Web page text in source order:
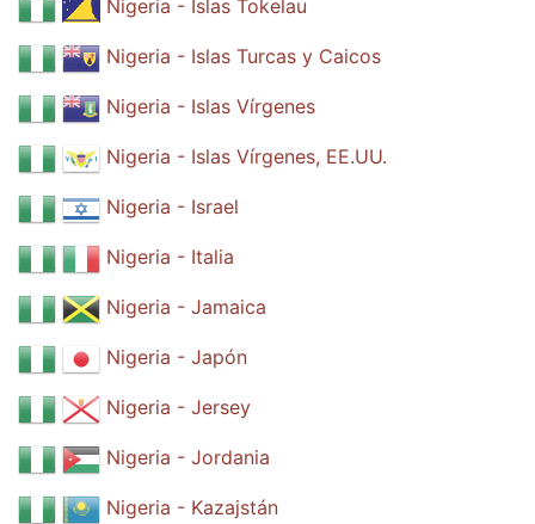
Nigeria - Islas Tokelau
Nigeria - Islas Turcas y Caicos
Nigeria - Islas Vírgenes
Nigeria - Islas Vírgenes, EE.UU.
Nigeria - Israel
Nigeria - Italia
Nigeria - Jamaica
Nigeria - Japón
Nigeria - Jersey
Nigeria - Jordania
Nigeria - Kazajstán